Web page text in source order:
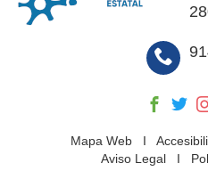
Mapa WebI
Aviso Legal I